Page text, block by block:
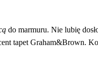
do marmuru. Nie lubię
tapet Graham&Brown.